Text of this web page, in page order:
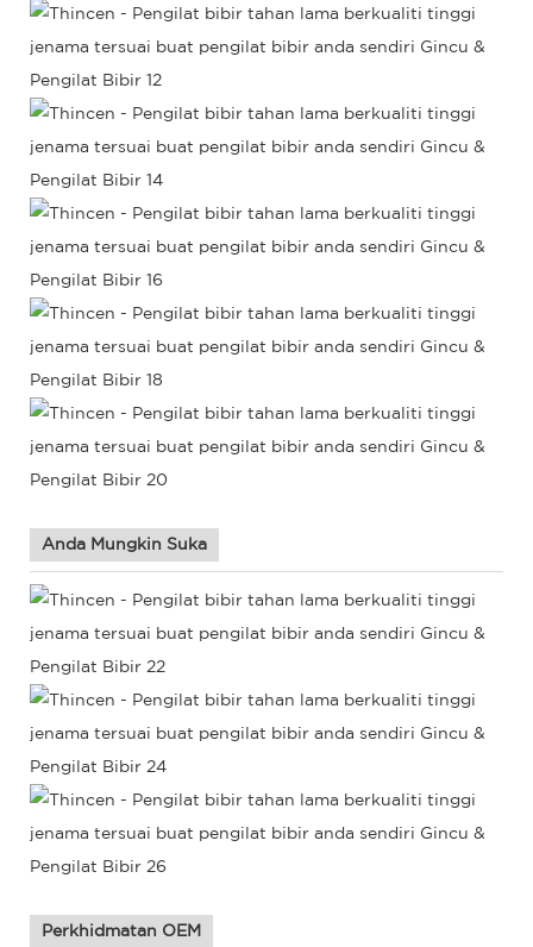
Anda Mungkin Suka
Perkhidmatan OEM